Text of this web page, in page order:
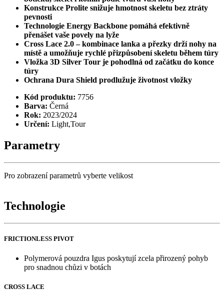
Konstrukce Prolite snižuje hmotnost skeletu bez ztráty
pevnosti
Technologie Energy Backbone pomáhá efektivně
přenášet vaše povely na lyže
Cross Lace 2.0 – kombinace lanka a přezky drží nohy na
místě a umožňuje rychlé přizpůsobení skeletu během túry
Vložka 3D Silver Tour je pohodlná od začátku do konce
túry
Ochrana Dura Shield prodlužuje životnost vložky
Kód produktu: 7756
Barva: Černá
Rok: 2023/2024
Určení: Light,Tour
Parametry
Pro zobrazení parametrů vyberte velikost
Technologie
FRICTIONLESS PIVOT
Polymerová pouzdra Igus poskytují zcela přirozený pohyb
pro snadnou chůzi v botách
CROSS LACE